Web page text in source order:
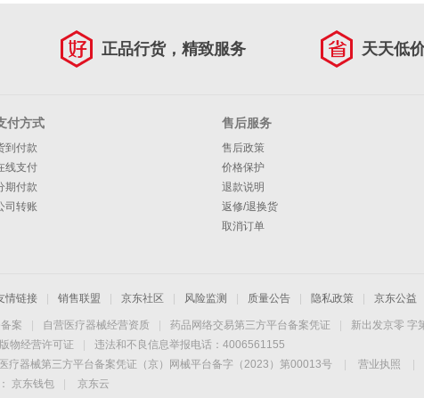
正品行货，精致服务 天天低
付方式
到付款
线支付
期付款
司转账
售后服务
售后政策
价格保护
退款说明
返修/退换货
取消订单
情链接 销售联盟 京东社区 风险监测 质量公告 隐私政策 京东公益
案 自营医疗器械经营资质 药品网络交易第三方平台备案凭证
新出发京零 字
物经营许可证
违法和不良信息举报电话：4006561155
医疗器械第三方平台备案凭证（京）网械平台备字（2023）第00013号 营业执照
京东钱包
京东云